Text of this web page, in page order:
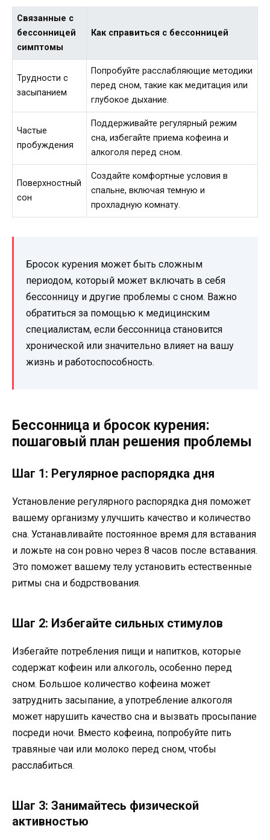
Связанные с
бессонницей
симптомы
Как справиться с бессонницей
Трудности с
засыпанием
Попробуйте расслабляющие методики
перед сном, такие как медитация или
глубокое дыхание.
Частые
пробуждения
Поддерживайте регулярный режим
сна, избегайте приема кофеина и
алкоголя перед сном.
Поверхностный
сон
Создайте комфортные условия в
спальне, включая темную и
прохладную комнату.
Бросок курения может быть сложным
периодом, который может включать в себя
бессонницу и другие проблемы с сном. Важно
обратиться за помощью к медицинским
специалистам, если бессонница становится
хронической или значительно влияет на вашу
жизнь и работоспособность.
Бессонница и бросок курения:
пошаговый план решения проблемы
Шаг 1: Регулярное распорядка дня
Установление регулярного распорядка дня поможет
вашему организму улучшить качество и количество
сна. Устанавливайте постоянное время для вставания
и ложьте на сон ровно через 8 часов после вставания.
Это поможет вашему телу установить естественные
ритмы сна и бодрствования.
Шаг 2: Избегайте сильных стимулов
Избегайте потребления пищи и напитков, которые
содержат кофеин или алкоголь, особенно перед
сном. Большое количество кофеина может
затруднить засыпание, а употребление алкоголя
может нарушить качество сна и вызвать просыпание
посреди ночи. Вместо кофеина, попробуйте пить
травяные чаи или молоко перед сном, чтобы
расслабиться.
Шаг 3: Занимайтесь физической
активностью